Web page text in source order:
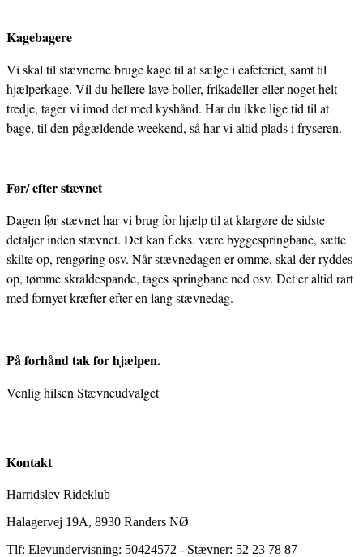
Kagebagere
Vi skal til stævnerne bruge kage til at sælge i cafeteriet, samt til
hjælperkage. Vil du hellere lave boller, frikadeller eller noget helt
tredje, tager vi imod det med kyshånd. Har du ikke lige tid til at
bage, til den pågældende weekend, så har vi altid plads i fryseren.
Før/ efter stævnet
Dagen før stævnet har vi brug for hjælp til at klargøre de sidste
detaljer inden stævnet. Det kan f.eks. være byggespringbane, sætte
skilte op, rengøring osv. Når stævnedagen er omme, skal der ryddes
op, tømme skraldespande, tages springbane ned osv. Det er altid rart
med fornyet kræfter efter en lang stævnedag.
På forhånd tak for hjælpen.
Venlig hilsen Stævneudvalget
Kontakt
Harridslev Rideklub
Halagervej 19A, 8930 Randers NØ
Tlf: Elevundervisning: 50424572 - Stævner: 52 23 78 87